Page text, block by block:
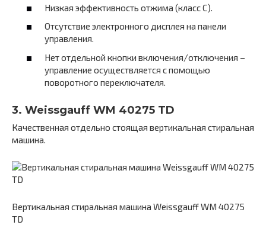
Низкая эффективность отжима (класс C).
Отсутствие электронного дисплея на панели
управления.
Нет отдельной кнопки включения/отключения –
управление осуществляется с помощью
поворотного переключателя.
3. Weissgauff WM 40275 TD
Качественная отдельно стоящая вертикальная стиральная
машина.
Вертикальная стиральная машина Weissgauff WM 40275
TD